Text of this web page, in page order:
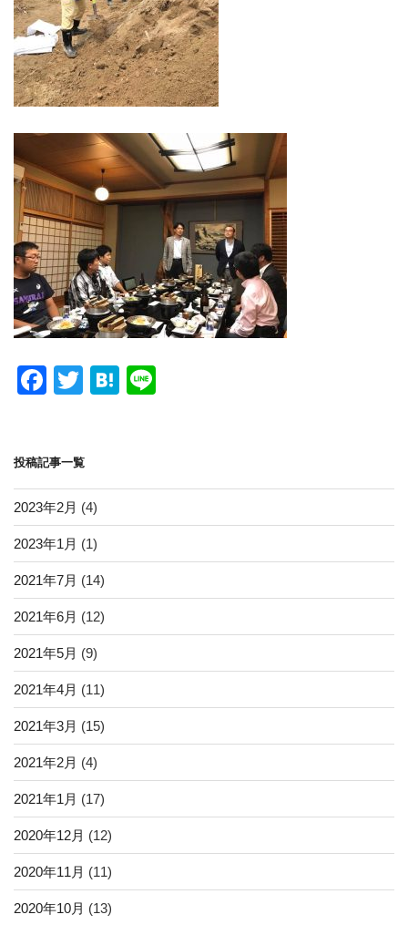
F
e
b
o
o
k
T
er
H
a
投稿記事一覧
2023年2月 (4)
2023年1月 (1)
2021年7月 (14)
2021年6月 (12)
2021年5月 (9)
2021年4月 (11)
2021年3月 (15)
2021年2月 (4)
2021年1月 (17)
2020年12月 (12)
2020年11月 (11)
2020年10月 (13)